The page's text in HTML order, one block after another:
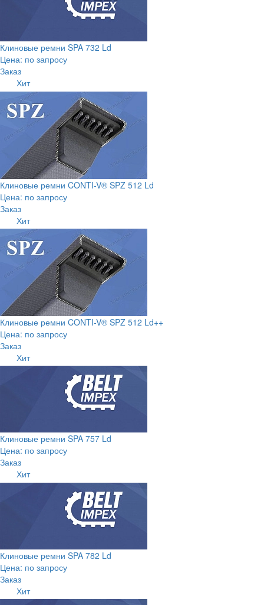
Клиновые ремни SPA 732 Ld
Цена: по запросу
Заказ
Хит
Клиновые ремни CONTI-V® SPZ 512 Ld
Цена: по запросу
Заказ
Хит
Клиновые ремни CONTI-V® SPZ 512 Ld++
Цена: по запросу
Заказ
Хит
Клиновые ремни SPA 757 Ld
Цена: по запросу
Заказ
Хит
Клиновые ремни SPA 782 Ld
Цена: по запросу
Заказ
Хит